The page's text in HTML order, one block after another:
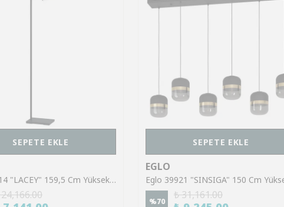
SEPETE EKLE
Eglo 43614 "LACEY" 159,5 Cm Yüksekliğinde Çelik, Ahşap Köşe Lambası Lambader
SEPETE EKLE
EGLO
%70
₺ 31,161.00